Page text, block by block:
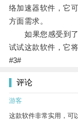
络加速器软件，它
方面需求。
如果您感受到了
试试这款软件，它
#3#
评论
游客
这款软件非常实用，可